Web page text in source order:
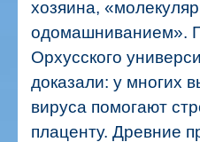
хозяина,
одомашниванием».
Орхусского
доказали: у многих
вируса помогают
плаценту. Древние